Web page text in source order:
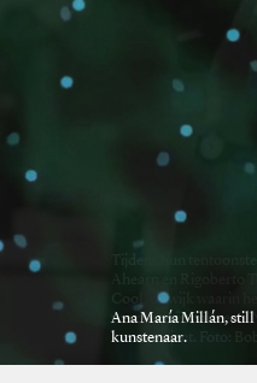
Ana María Millán, still
kunstenaar.